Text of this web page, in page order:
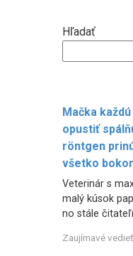
Hľadať
Mačka
opustiť
röntgen
všetko
Veterinár s
malý kúsok
no stále
Zaujímavé vedieť